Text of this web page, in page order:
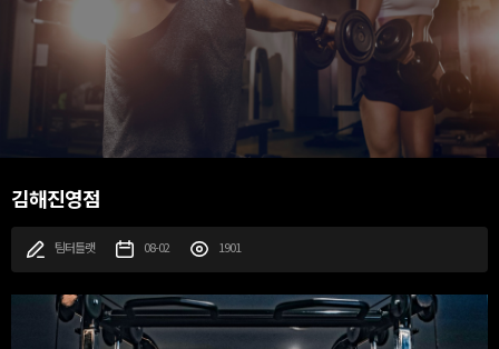
김해진영점
팀터틀랫 08-02 1901